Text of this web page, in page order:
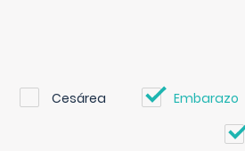
Cesárea Embarazo